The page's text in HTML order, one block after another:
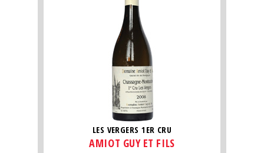
LES VERGERS 1ER CRU
AMIOT GUY ET FILS